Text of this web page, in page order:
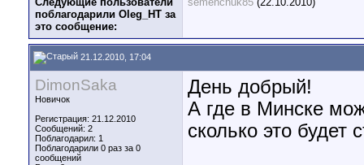
поблагодарили Oleg_HT за
это сообщение:
21.12.2010, 17:04
DimonSaka
Новичок
Регистрация: 21.12.2010
Сообщений: 2
Поблагодарил: 1
Поблагодарили 0 раз за 0
сообщений
День добрый!
А где в Минске
сколько это будет